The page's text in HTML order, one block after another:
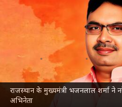
राजस्थान के मुख्यमंत्री भजनलाल शर्मा ने
अभिनेता
ने नरेंद्र मोदी को
अभिनेता, कांग्रेस-
लेखन 11:29 am
क्या है खबर?